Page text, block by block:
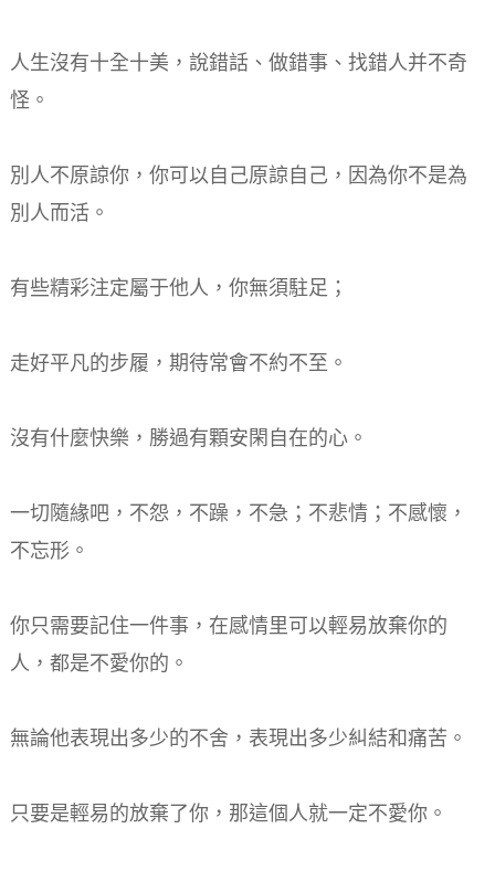
人生沒有十全十美，說錯話、做錯事、找錯人并不奇
怪。
別人不原諒你，你可以自己原諒自己，因為你不是為
別人而活。
有些精彩注定屬于他人，你無須駐足；
走好平凡的步履，期待常會不約不至。
沒有什麼快樂，勝過有顆安閑自在的心。
一切隨緣吧，不怨，不躁，不急；不悲情；不感懷，
不忘形。
你只需要記住一件事，在感情里可以輕易放棄你的
人，都是不愛你的。
無論他表現出多少的不舍，表現出多少糾結和痛苦。
只要是輕易的放棄了你，那這個人就一定不愛你。